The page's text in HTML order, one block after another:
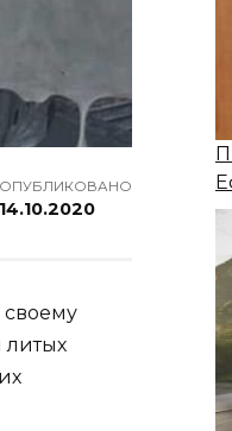
ОПУБЛИКОВАНО
14.10.2020
своему
литых